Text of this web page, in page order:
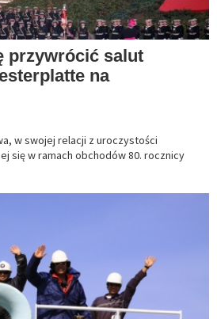
przywrócić salut
na
w swojej relacji z uroczystości
się w ramach obchodów 80. rocznicy